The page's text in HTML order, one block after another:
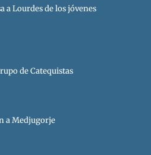
a Lourdes de los jóvenes
de Catequistas
a Medjugorje